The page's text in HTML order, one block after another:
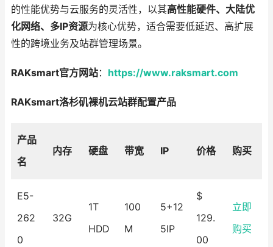
的性能优势与云服务的灵活性，以其高性能硬件、大陆优
化网络、多IP资源为核心优势，适合需要低延迟、高扩展
性的跨境业务及站群管理场景。
RAKsmart官方网站： https://www.raksmart.com
RAKsmart洛杉矶裸机云站群配置产品
产品
名
内存 硬盘 带宽 IP 价格 购买
E5-
262
0
32G
1T
HDD
100
M
5+12
5IP
$
129.
00
立即
购买